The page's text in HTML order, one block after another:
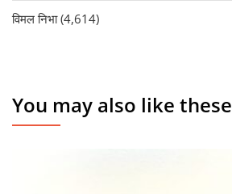
विमल निभा (4,614)
You may also like these